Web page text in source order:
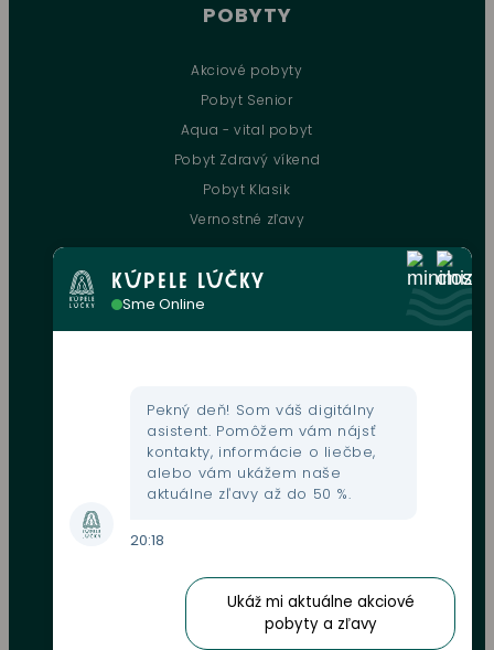
POBYTY
Akciové pobyty
Pobyt Senior
Aqua - vital pobyt
Pobyt Zdravý víkend
Pobyt Klasik
Vernostné zľavy
UŽITOČNÉ INFORMÁCIE
Mapa areálu
Webkamera
Fondy EU
Zľavové karty
Oznamovanie protispoločenskej činnosti
KÚPELE LÚČKY
Sme Online
Pekný deň! Som váš digitálny
asistent. Pomôžem vám nájsť
kontakty, informácie o liečbe,
alebo vám ukážem naše
aktuálne zľavy až do 50 %.
20:18
Ukáž mi aktuálne akciové
pobyty a zľavy